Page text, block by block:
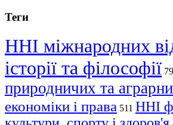
Теги
ННІ міжнародних
історії та філософії
природничих та
економіки і права 511 ННІ